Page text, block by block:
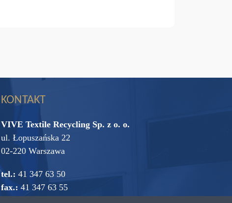
KONTAKT
VIVE Textile Recycling Sp. z o. o.
ul. Łopuszańska 22
02-220 Warszawa
tel.: 41 347 63 50
fax.: 41 347 63 55